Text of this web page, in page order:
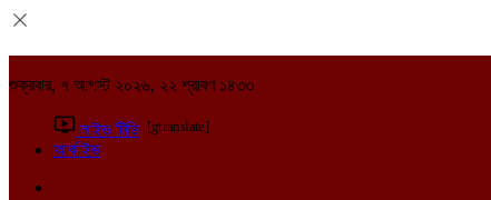
শুক্রবার, ৭ আগস্ট ২০২৬, ২২ শ্রাবণ ১৪৩৩
লাইভ টিভি [gtranslate]
আর্কাইভ